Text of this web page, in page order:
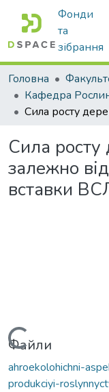
Фонди
та
зібрання
Головна
Сила росту
залежно
вставки
Вантажиться...
Файли
ahroekolohichni-
produkciyi-